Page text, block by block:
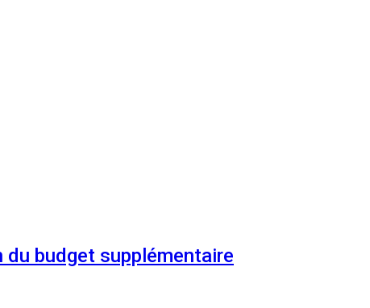
du budget supplémentaire